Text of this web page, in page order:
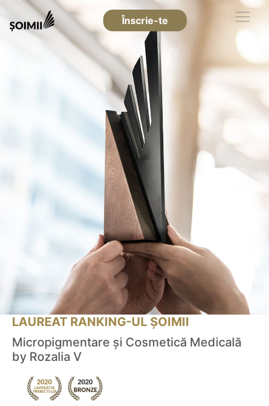
Înscrie-te
LAUREAT RANKING-UL ȘOIMII
Micropigmentare și Cosmetică Medicală
by Rozalia V